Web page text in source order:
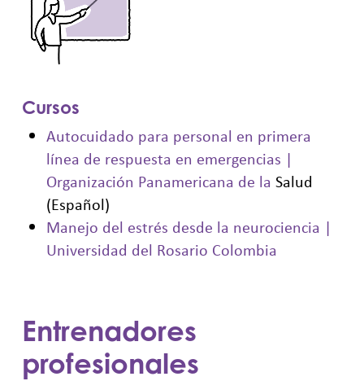
Cursos
Autocuidado para personal en primera
línea de respuesta en emergencias |
Organización Panamericana de la Salud
(Español)
Manejo del estrés desde la neurociencia |
Universidad del Rosario Colombia
Entrenadores
profesionales